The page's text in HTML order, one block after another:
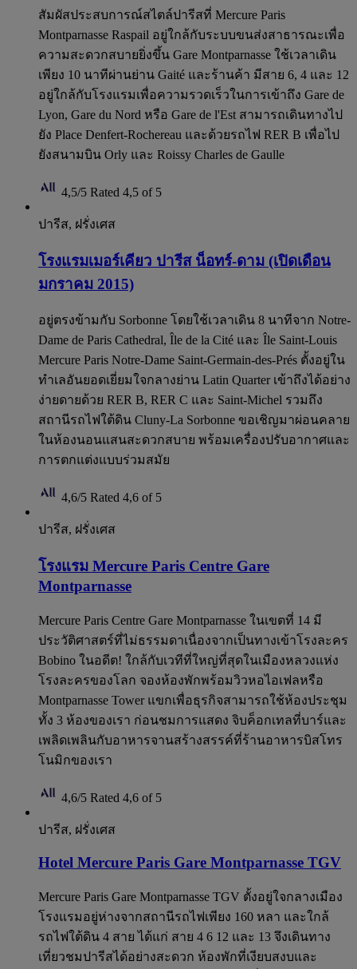
สัมผัสประสบการณ์สไตล์ปารีสที่ Mercure Paris
Montparnasse Raspail อยู่ใกล้กับระบบขนส่งสาธารณะเพื่อ
ความสะดวกสบายยิ่งขึ้น Gare Montparnasse ใช้เวลาเดิน
เพียง 10 นาทีผ่านย่าน Gaité และร้านค้า มีสาย 6, 4 และ 12
อยู่ใกล้กับโรงแรมเพื่อความรวดเร็วในการเข้าถึง Gare de
Lyon, Gare du Nord หรือ Gare de l'Est สามารถเดินทางไป
ยัง Place Denfert-Rochereau และด้วยรถไฟ RER B เพื่อไป
ยังสนามบิน Orly และ Roissy Charles de Gaulle
4,5/5 Rated 4,5 of 5
ปารีส, ฝรั่งเศส
โรงแรมเมอร์เคียว ปารีส น็อทร์-ดาม (เปิดเดือน
มกราคม 2015)
อยู่ตรงข้ามกับ Sorbonne โดยใช้เวลาเดิน 8 นาทีจาก Notre-
Dame de Paris Cathedral, Île de la Cité และ Île Saint-Louis
Mercure Paris Notre-Dame Saint-Germain-des-Prés ตั้งอยู่ใน
ทำเลอันยอดเยี่ยมใจกลางย่าน Latin Quarter เข้าถึงได้อย่าง
ง่ายดายด้วย RER B, RER C และ Saint-Michel รวมถึง
สถานีรถไฟใต้ดิน Cluny-La Sorbonne ขอเชิญมาผ่อนคลาย
ในห้องนอนแสนสะดวกสบาย พร้อมเครื่องปรับอากาศและ
การตกแต่งแบบร่วมสมัย
4,6/5 Rated 4,6 of 5
ปารีส, ฝรั่งเศส
โรงแรม Mercure Paris Centre Gare
Montparnasse
Mercure Paris Centre Gare Montparnasse ในเขตที่ 14 มี
ประวัติศาสตร์ที่ไม่ธรรมดาเนื่องจากเป็นทางเข้าโรงละคร
Bobino ในอดีต! ใกล้กับเวทีที่ใหญ่ที่สุดในเมืองหลวงแห่ง
โรงละครของโลก จองห้องพักพร้อมวิวหอไอเฟลหรือ
Montparnasse Tower แขกเพื่อธุรกิจสามารถใช้ห้องประชุม
ทั้ง 3 ห้องของเรา ก่อนชมการแสดง จิบค็อกเทลที่บาร์และ
เพลิดเพลินกับอาหารจานสร้างสรรค์ที่ร้านอาหารบิสโทร
โนมิกของเรา
4,6/5 Rated 4,6 of 5
ปารีส, ฝรั่งเศส
Hotel Mercure Paris Gare Montparnasse TGV
Mercure Paris Gare Montparnasse TGV ตั้งอยู่ใจกลางเมือง
โรงแรมอยู่ห่างจากสถานีรถไฟเพียง 160 หลา และใกล้
รถไฟใต้ดิน 4 สาย ได้แก่ สาย 4 6 12 และ 13 จึงเดินทาง
เที่ยวชมปารีสได้อย่างสะดวก ห้องพักที่เงียบสงบและ